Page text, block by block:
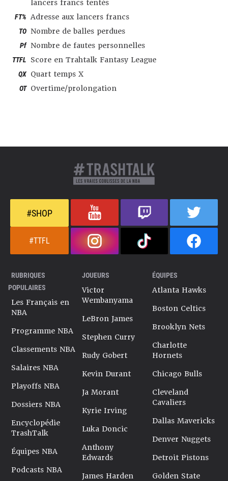
lancers francs tentés
FT% Adresse aux lancers francs
TO Nombre de balles perdues
Pf Nombre de fautes personnelles
TTFL Score en Trahtalk Fantasy League
QX Quart temps X
OT Overtime/prolongation
#SHOP
#TTFL
RUBRIQUES
POPULAIRES
Les Français en
NBA
Programme NBA
Classements NBA
Salaires NBA
Playoffs NBA
Dossiers NBA
Encyclopédie
TrashTalk
Équipes NBA
Podcasts NBA
JOUEURS
Victor
Wembanyama
LeBron James
Stephen Curry
Rudy Gobert
Kevin Durant
Ja Morant
Kyrie Irving
Luka Doncic
Anthony
Edwards
James Harden
ÉQUIPES
Atlanta Hawks
Boston Celtics
Brooklyn Nets
Charlotte
Hornets
Chicago Bulls
Cleveland
Cavaliers
Dallas Mavericks
Denver Nuggets
Detroit Pistons
Golden State